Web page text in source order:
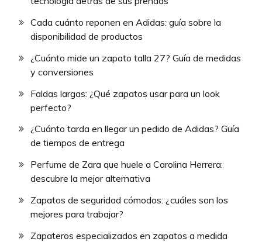
Cada cuánto reponen en Adidas: guía sobre la
disponibilidad de productos
¿Cuánto mide un zapato talla 27? Guía de medidas
y conversiones
Faldas largas: ¿Qué zapatos usar para un look
perfecto?
¿Cuánto tarda en llegar un pedido de Adidas? Guía
de tiempos de entrega
Perfume de Zara que huele a Carolina Herrera:
descubre la mejor alternativa
Zapatos de seguridad cómodos: ¿cuáles son los
mejores para trabajar?
Zapateros especializados en zapatos a medida